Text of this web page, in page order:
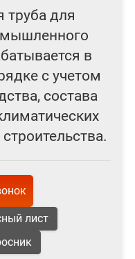
для
в
с учетом
состава
лист